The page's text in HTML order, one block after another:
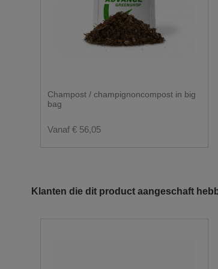
Hoeveel plaats moet je
Champost / champignoncompost in big
bag
Vanaf € 56,05
Klanten die dit product aangeschaft